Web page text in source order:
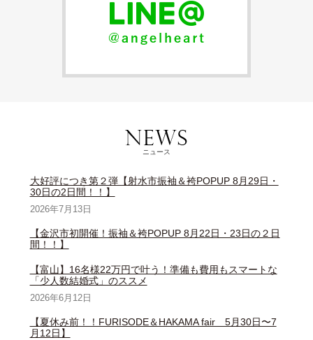
ニュース
大好評につき第２弾【射水市振袖＆袴POPUP 8月29日・
30日の2日間！！】
2026年7月13日
【金沢市初開催！振袖＆袴POPUP 8月22日・23日の２日
間！！】
【富山】16名様22万円で叶う！準備も費用もスマートな
「少人数結婚式」のススメ
2026年6月12日
【夏休み前！！FURISODE＆HAKAMA fair 5月30日〜7
月12日】